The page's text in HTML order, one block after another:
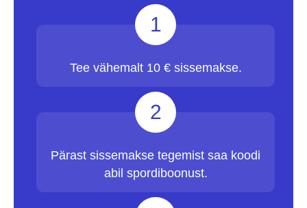
1
Tee vähemalt 10 € sissemakse.
2
Pärast sissemakse tegemist saa koodi
abil spordiboonust.